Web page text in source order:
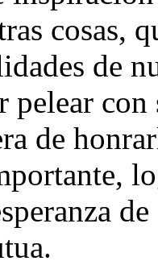
cosas,
de
pelear
de